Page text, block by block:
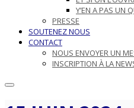
Y’EN A PAS UN
PRESSE
SOUTENEZ NOUS
CONTACT
NOUS ENVOYER UN
INSCRIPTION À LA